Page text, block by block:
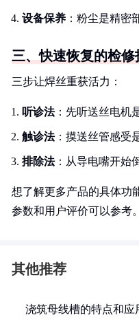
设备保养 ：粉尘是精密
三、快速恢复的检修
三步让焊丝重获活力：
听诊法：先听送丝电机
触诊法：摸送丝管感受
排除法：从导电嘴开始
想了解更多产品的具体功
参数和用户评价可以参考
其他推荐
浇筑母线槽的特点和应